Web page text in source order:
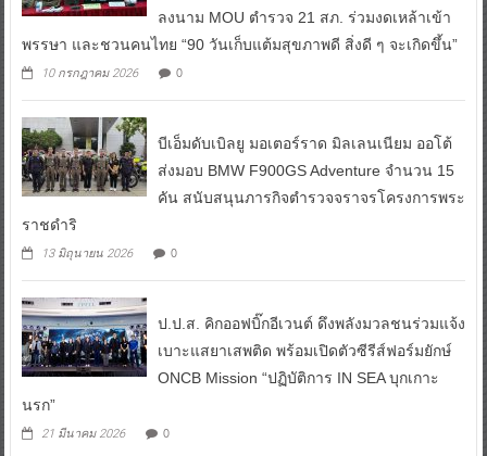
ลงนาม MOU ตำรวจ 21 สภ. ร่วมงดเหล้าเข้า
พรรษา และชวนคนไทย “90 วันเก็บแต้มสุขภาพดี สิ่งดี ๆ จะเกิดขึ้น”
10 กรกฎาคม 2026 0
บีเอ็มดับเบิลยู มอเตอร์ราด มิลเลนเนียม ออโต้
ส่งมอบ BMW F900GS Adventure จำนวน 15
คัน สนับสนุนภารกิจตำรวจจราจรโครงการพระ
ราชดำริ
13 มิถุนายน 2026 0
ป.ป.ส. คิกออฟบิ๊กอีเวนต์ ดึงพลังมวลชนร่วมแจ้ง
เบาะแสยาเสพติด พร้อมเปิดตัวซีรีส์ฟอร์มยักษ์
ONCB Mission “ปฏิบัติการ IN SEA บุกเกาะ
นรก”
21 มีนาคม 2026 0